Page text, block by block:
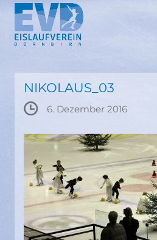
Springe
zum
Inhalt
NIKOLAUS_03
6. Dezember 2016